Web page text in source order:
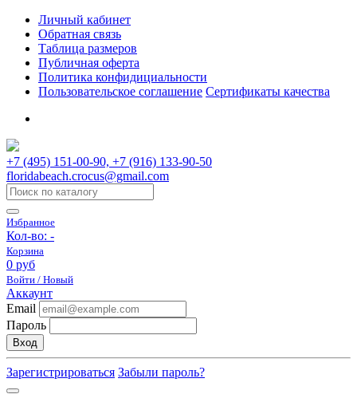
Личный кабинет
Обратная связь
Таблица размеров
Публичная оферта
Политика конфидициальности
Пользовательское соглашение Сертификаты качества
+7 (495) 151-00-90, +7 (916) 133-90-50
floridabeach.crocus@gmail.com
Избранное
Кол-во: -
Корзина
0 руб
Войти / Новый
Аккаунт
Email
Пароль
Вход
Зарегистрироваться Забыли пароль?